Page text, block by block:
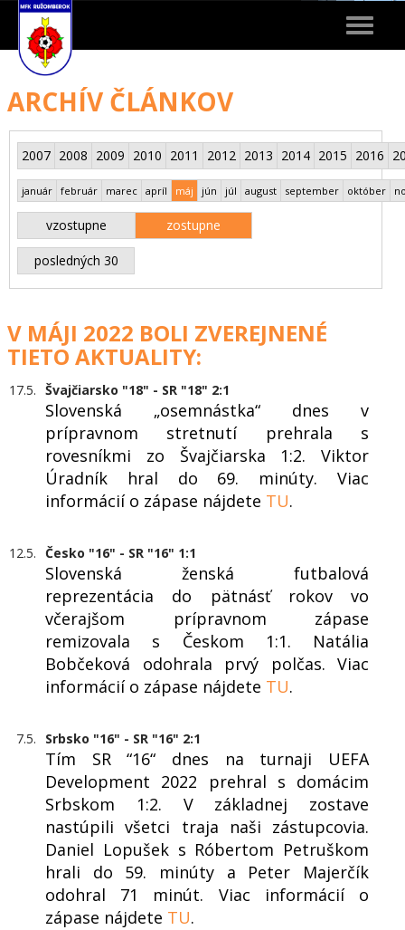
Toggle
ARCHÍV ČLÁNKOV
2007 2008 2009 2010 2011 2012 2013 2014 2015 2016
január február marec apríl máj jún júl august september október
vzostupne zostupne
posledných 30
V MÁJI 2022 BOLI ZVEREJNENÉ
TIETO AKTUALITY:
17.5. Švajčiarsko "18" - SR "18" 2:1
Slovenská „osemnástka“ dnes v
prípravnom stretnutí prehrala s
rovesníkmi zo Švajčiarska 1:2. Viktor
Úradník hral do 69. minúty. Viac
informácií o zápase nájdete TU.
12.5. Česko "16" - SR "16" 1:1
Slovenská ženská futbalová
reprezentácia do pätnásť rokov vo
včerajšom prípravnom zápase
remizovala s Českom 1:1. Natália
Bobčeková odohrala prvý polčas. Viac
informácií o zápase nájdete TU.
7.5. Srbsko "16" - SR "16" 2:1
Tím SR “16“ dnes na turnaji UEFA
Development 2022 prehral s domácim
Srbskom 1:2. V základnej zostave
nastúpili všetci traja naši zástupcovia.
Daniel Lopušek s Róbertom Petruškom
hrali do 59. minúty a Peter Majerčík
odohral 71 minút. Viac informácií o
zápase nájdete TU.